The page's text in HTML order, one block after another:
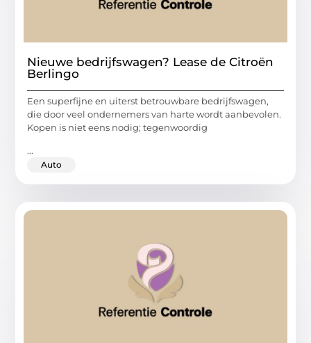
Nieuwe bedrijfswagen? Lease de Citroën
Berlingo
Een superfijne en uiterst betrouwbare bedrijfswagen,
die door veel ondernemers van harte wordt aanbevolen.
Kopen is niet eens nodig; tegenwoordig
...
Auto